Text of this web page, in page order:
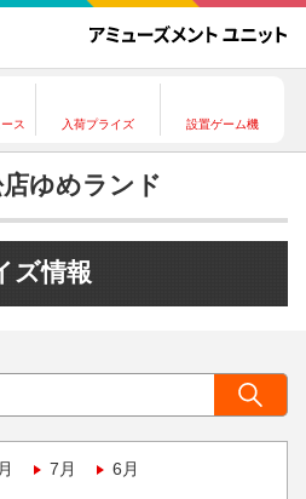
ス 入荷プライズ 設置ゲーム機
ゆめランド
ズ情報
7月 6月